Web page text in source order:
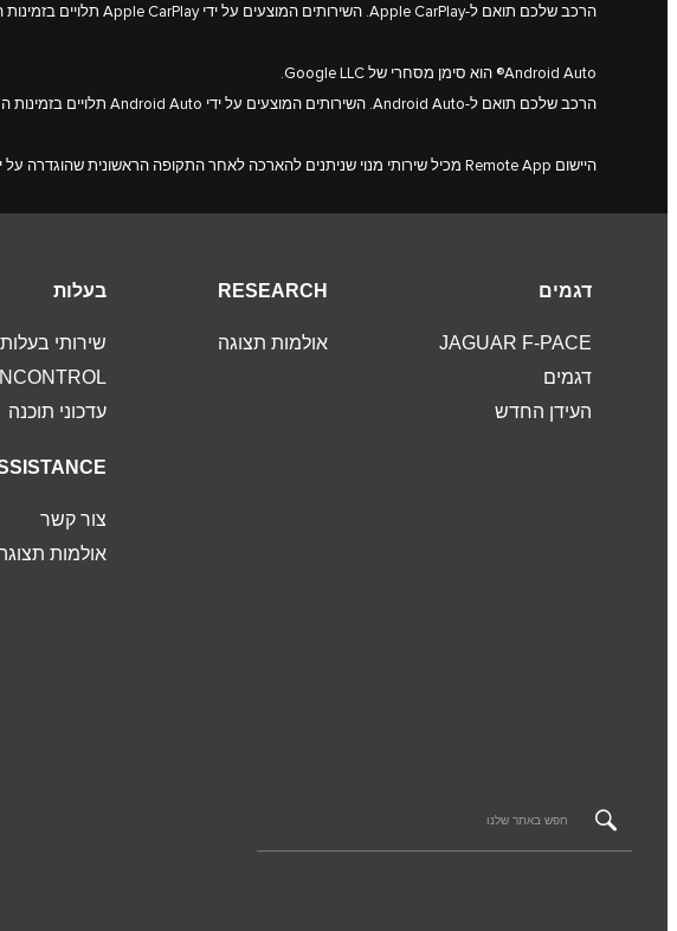
הרכב שלכם תואם ל-Apple CarPlay. השירותים המוצעים על ידי Apple CarPlay תלויים בזמינות המאפיינים במדינה שלכם. היכנסו
Android Auto® הוא סימן מסחרי של Google LLC.
הרכב שלכם תואם ל-Android Auto. השירותים המוצעים על ידי Android Auto תלויים בזמינות המאפיינים במדינה שלכם. היכנסו
היישום Remote App מכיל שירותי מנוי שניתנים להארכה לאחר התקופה הראשונית שהוגדרה על ידי סוכנות יגואר שלכם. יש להוריד את היישום Remote App מחנות היישומים Apple App Store/Google Play Store.
דגמים
JAGUAR F‑PACE
דגמים
העידן החדש
RESEARCH
אולמות תצוגה
בעלות
שירותי בעלות
INCONTROL
עדכוני תוכנה
צור קשר
אולמות